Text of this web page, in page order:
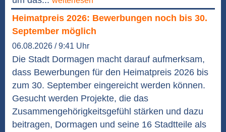
Heimatpreis 2026: Bewerbungen noch bis 30.
September möglich
06.08.2026 / 9:41 Uhr
Die Stadt Dormagen macht darauf aufmerksam,
dass Bewerbungen für den Heimatpreis 2026 bis
zum 30. September eingereicht werden können.
Gesucht werden Projekte, die das
Zusammengehörigkeitsgefühl stärken und dazu
beitragen, Dormagen und seine 16 Stadtteile als